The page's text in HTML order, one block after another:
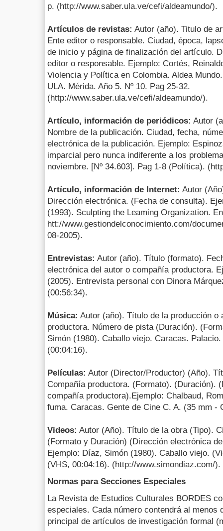
p. (http://www.saber.ula.ve/cefi/aldeamundo/).
Artículos de revistas: Autor (año). Titulo de
Ente editor o responsable. Ciudad, época,
de inicio y página de finalización del artículo.
editor o responsable. Ejemplo: Cortés,
Violencia y Política en Colombia. Aldea
ULA. Mérida. Año 5. Nº 10. Pag 25-32.
(http://www.saber.ula.ve/cefi/aldeamundo/).
Artículo, información de periódicos: Autor
Nombre de la publicación. Ciudad, fecha,
electrónica de la publicación. Ejemplo:
imparcial pero nunca indiferente a los
noviembre. [Nº 34.603]. Pag 1-8 (Política).
Artículo, información de Internet: Autor
Dirección electrónica. (Fecha de consulta).
(1993). Sculpting the Leaming Organization. En
htt://www.gestiondelconocimiento.com/
08-2005).
Entrevistas: Autor (año). Título (formato).
electrónica del autor o compañía productora.
(2005). Entrevista personal con Dinora
(00:56:34).
Música: Autor (año). Título de la producción o
productora. Número de pista (Duración).
Simón (1980). Caballo viejo. Caracas.
(00:04:16).
Películas: Autor (Director/Productor) (Año).
Compañía productora. (Formato). (Duración).
compañía productora).Ejemplo: Chalbaud,
fuma. Caracas. Gente de Cine C. A. (35 mm
Videos: Autor (Año). Título de la obra (Tipo).
(Formato y Duración) (Dirección electrónica
Ejemplo: Díaz, Simón (1980). Caballo viejo.
(VHS, 00:04:16). (http://www.simondiaz.com/).
Normas para Secciones Especiales
La Revista de Estudios Culturales BORDES
especiales. Cada número contendrá al menos
principal de artículos de investigación formal